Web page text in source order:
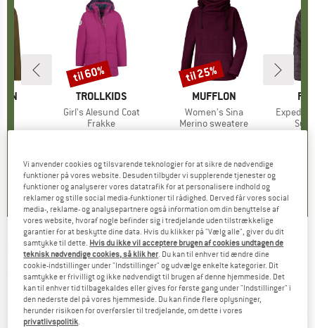
pris
€
)
MÆRKE
TROLLKIDS
Artikel
Girl's Alesund Coat
Produktgruppe
Frakke
5,0 (5)
Rabat
til 60%
MÆRKE
MUFFLON
Artikel
Women's Sina
Produktgruppe
Merino sweatere
4,8(39)
Rabat
til 25%
Artikel
HESTRA -Orbit Mitt - Handsker
(0)
Vi anvender cookies og tilsvarende teknologier for at sikre de nødvendige
funktioner på vores website. Desuden tilbyder vi supplerende tjenester og
funktioner og analyserer vores datatrafik for at personalisere indhold og
reklamer og stille social media-funktioner til rådighed. Derved får vores social
media-, reklame- og analysepartnere også information om din benyttelse af
vores website, hvoraf nogle befinder sig i tredjelande uden tilstrækkelige
garantier for at beskytte dine data. Hvis du klikker på "Vælg alle", giver du dit
samtykke til dette. Hvis du ikke vil acceptere brugen af cookies undtagen de
teknisk nødvendige cookies, så klik her. Du kan til enhver tid ændre dine
cookie-indstillinger under "Indstillinger" og udvælge enkelte kategorier. Dit
samtykke er frivilligt og ikke nødvendigt til brugen af denne hjemmeside. Det
kan til enhver tid tilbagekaldes eller gives for første gang under "Indstillinger" i
den nederste del på vores hjemmeside. Du kan finde flere oplysninger,
herunder risikoen for overførsler til tredjelande, om dette i vores
privatlivspolitik.